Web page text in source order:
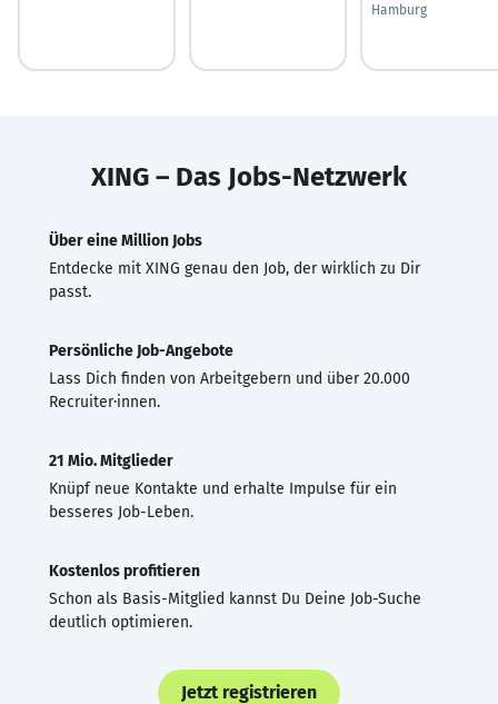
Hamburg
XING – Das Jobs-Netzwerk
Über eine Million Jobs
Entdecke mit XING genau den Job, der wirklich zu Dir
passt.
Persönliche Job-Angebote
Lass Dich finden von Arbeitgebern und über 20.000
Recruiter·innen.
21 Mio. Mitglieder
Knüpf neue Kontakte und erhalte Impulse für ein
besseres Job-Leben.
Kostenlos profitieren
Schon als Basis-Mitglied kannst Du Deine Job-Suche
deutlich optimieren.
Jetzt registrieren